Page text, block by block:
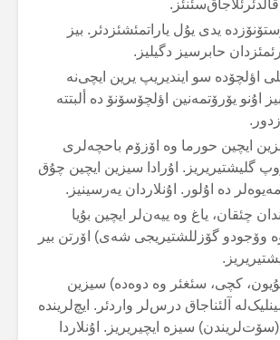
قالدئرئلاجاق‌سئنئز.
یدی یۇل یاراتمئشئزدئر. بیز
حابرسیز دگیلیز.
اؤلچۆدە سو ایندیریپ یرین ایچی‌نە
اۇنو یۆرۆتمەنین اؤلچۆسۆنۆ دە ألبتتە
ایچین حورما وە اۆزۆم باحچەلری
گلیشتیریریز. اۇرادا سیزین ایچین چۇق
دە اۇلور. اۇنلاردان یەرسینیز.
چئقان، یاغ وە ییەن‌لر ایچین بۇیا
وۆجودو گۆزللشتیریجی شەی) اۆرتن بیر
کچی، سئغئر وە دوەدە) سیزین
آلئناجاق درس‌لر واردئر. ایچ‌لریندە
(سۆت‌لریندن) سیزە ایچیریریز. اۇنلاردا